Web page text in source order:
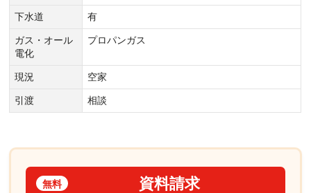
下水道 有
ガス・オール
電化
プロパンガス
現況 空家
引渡 相談
資料請求
無料